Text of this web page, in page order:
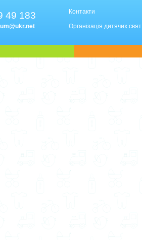
49 183 Контакти
Організація дитячих свят